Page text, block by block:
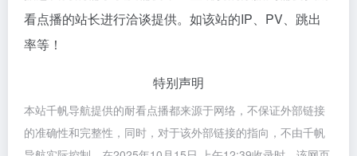
看点播的站长进行洽谈提供。如该站的IP、PV、跳出
率等！
特别声明
本站千帆导航提供的耐看点播都来源于网络，不保证外部链接
的准确性和完整性，同时，对于该外部链接的指向，不由千帆